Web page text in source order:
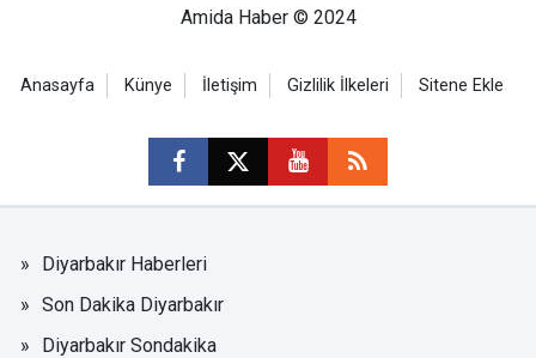
Amida Haber © 2024
Anasayfa Künye İletişim Gizlilik İlkeleri Sitene Ekle
Diyarbakır Haberleri
Son Dakika Diyarbakır
Diyarbakır Sondakika